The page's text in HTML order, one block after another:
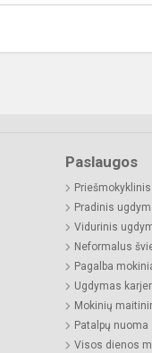
Paslaugos
Pradinis
Vidurinis
Neformalus
Pagalba
Ugdymas
Mokinių
Patalpų nuoma
Visos dienos